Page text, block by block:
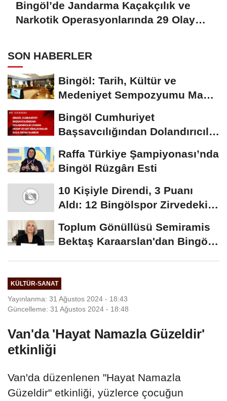
Bingöl’de Jandarma Kaçakçılık ve
Narkotik Operasyonlarında 29 Olaya
SON HABERLER
Bingöl: Tarih, Kültür ve
Medeniyet Sempozyumu Mayıs
Bingöl Cumhuriyet
Başsavcılığından Dolandırıcılık
Raffa Türkiye Şampiyonası’nda
Bingöl Rüzgârı Esti
10 Kişiyle Direndi, 3 Puanı
Aldı: 12 Bingölspor Zirvedeki
Toplum Gönüllüsü Semiramis
Bektaş Karaarslan'dan Bingöl
KÜLTÜR-SANAT
Yayınlanma: 31 Ağustos 2024 - 18:43
Güncelleme: 31 Ağustos 2024 - 18:48
Van'da 'Hayat Namazla Güzeldir'
etkinliği
Van'da düzenlenen "Hayat Namazla
Güzeldir" etkinliği, yüzlerce çocuğun